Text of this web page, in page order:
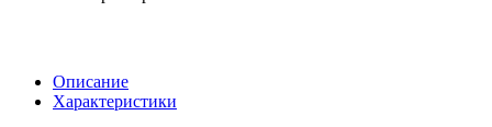
Описание
Характеристики